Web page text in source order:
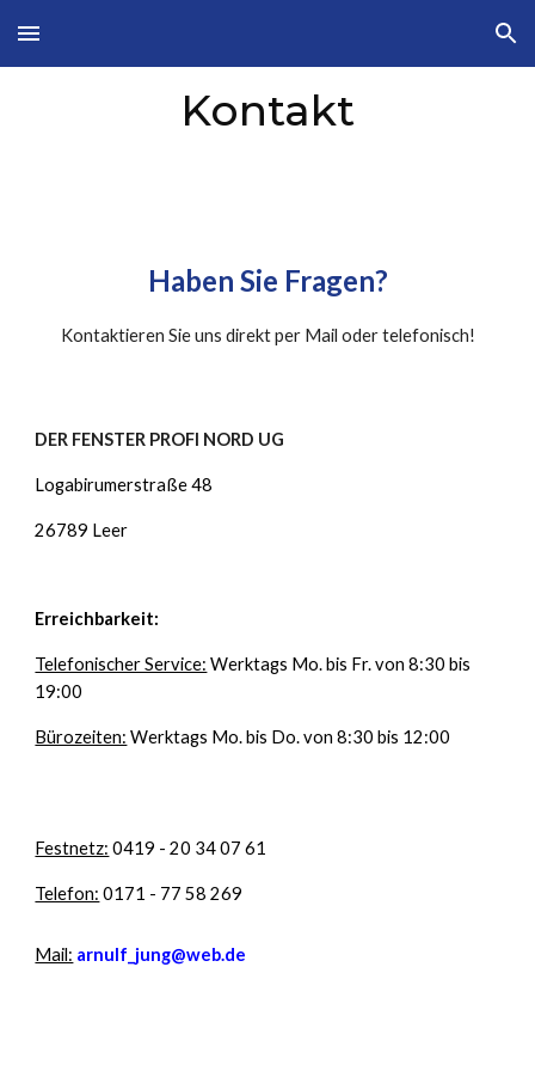
Skip to main content Skip to navigation
Kontakt
Haben Sie Fragen?
Kontaktieren Sie uns direkt per Mail oder telefonisch!
DER FENSTER PROFI NORD UG
Logabirumerstraße 48
26789 Leer
Erreichbarkeit:
Telefonischer Service: Werktags Mo. bis Fr. von 8:30 bis
19:00
Bürozeiten: Werktags Mo. bis Do. von 8:30 bis 12:00
Festnetz: 0419 - 20 34 07 61
Telefon: 0171 - 77 58 269
Mail: arnulf_jung@web.de